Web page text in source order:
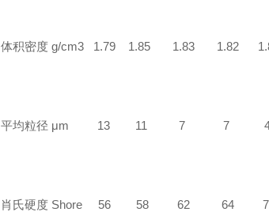
体积密度 g/cm3 1.79 1.85 1.83 1.82
平均粒径 μm 13 11 7
肖氏硬度 Shore 56 58 62